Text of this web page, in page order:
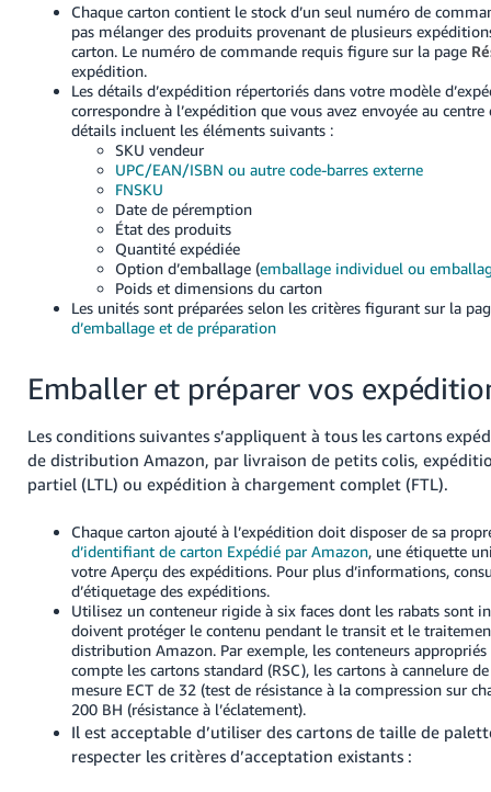
Chaque carton contient le stock d’un seul numéro de
pas mélanger des produits provenant de plusieurs
carton. Le numéro de commande requis figure sur la page
expédition.
Les détails d’expédition répertoriés dans votre modèle
correspondre à l’expédition que vous avez envoyée au
détails incluent les éléments suivants :
SKU vendeur
UPC/EAN/ISBN ou autre code-barres externe
FNSKU
Date de péremption
État des produits
Quantité expédiée
Option d’emballage (emballage individuel ou
Poids et dimensions du carton
Les unités sont préparées selon les critères figurant sur la
d’emballage et de préparation
Emballer et préparer vos
Les conditions suivantes s’appliquent à tous les cartons
de distribution Amazon, par livraison de petits colis,
partiel (LTL) ou expédition à chargement complet (FTL).
Chaque carton ajouté à l’expédition doit disposer de sa
d’identifiant de carton Expédié par Amazon, une étiquette
votre Aperçu des expéditions. Pour plus d’informations,
d’étiquetage des expéditions.
Utilisez un conteneur rigide à six faces dont les rabats sont
doivent protéger le contenu pendant le transit et le
distribution Amazon. Par exemple, les conteneurs
compte les cartons standard (RSC), les cartons à cannelure
mesure ECT de 32 (test de résistance à la compression sur
200 BH (résistance à l’éclatement).
Il est acceptable d’utiliser des cartons de taille de
respecter les critères d’acceptation existants :